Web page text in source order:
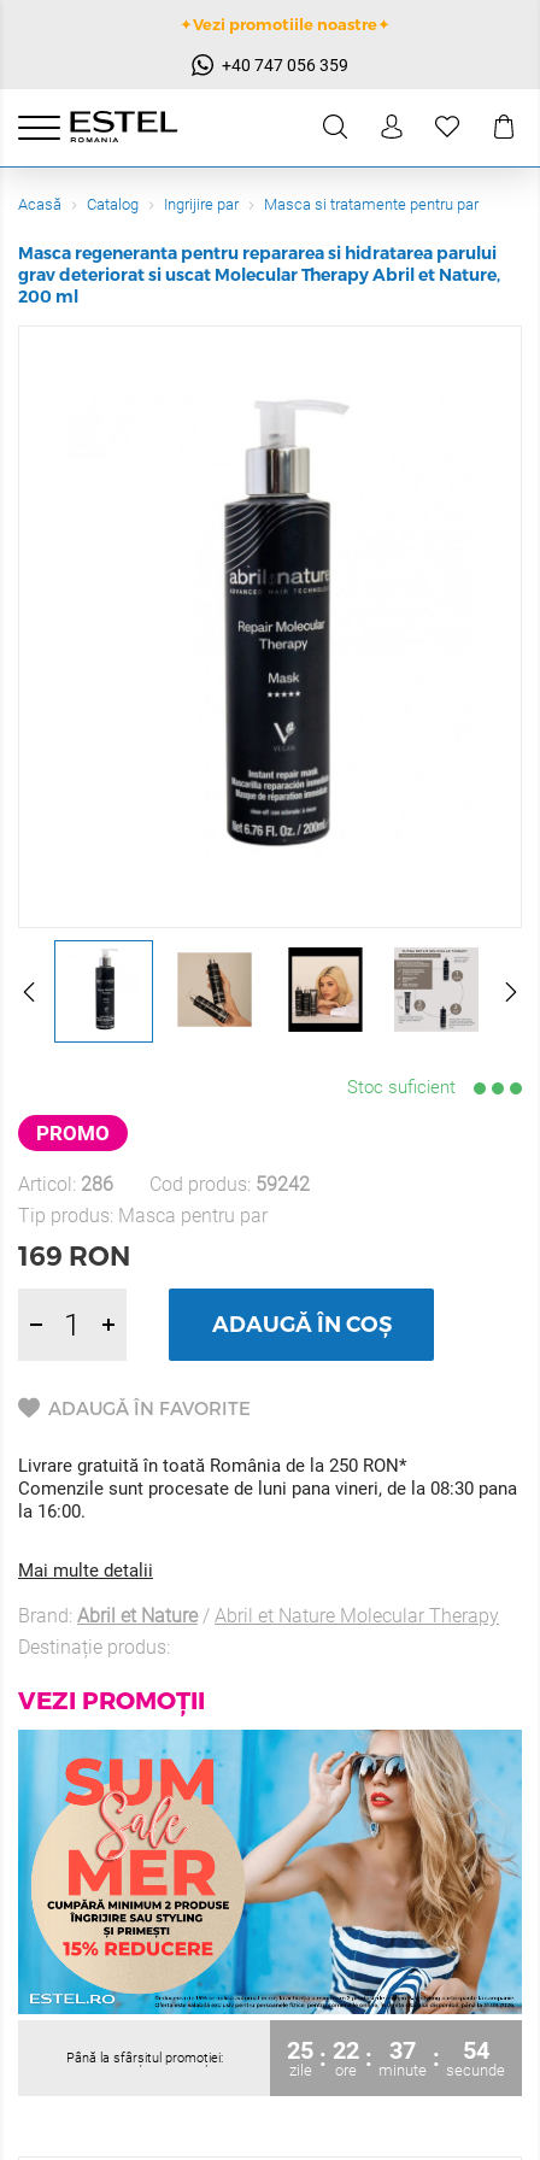
✦Vezi promotiile noastre✦
+40 747 056 359
Acasă Catalog Ingrijire par Masca si tratamente pentru par
Masca regeneranta pentru repararea si hidratarea parului
grav deteriorat si uscat Molecular Therapy Abril et Nature,
200 ml
Stoc suficient
PROMO
Articol: 286 Cod produs: 59242
Tip produs: Masca pentru par
169 RON
ADAUGĂ ÎN COȘ
ADAUGĂ ÎN FAVORITE
Livrare gratuită în toată România de la 250 RON*
Comenzile sunt procesate de luni pana vineri, de la 08:30 pana
la 16:00.
Mai multe detalii
Brand: Abril et Nature/ Abril et Nature Molecular Therapy
Destinație produs:
VEZI PROMOȚII
Până la sfârșitul promoției: 25
zile : 22
ore : 37
minute : 52
secunde